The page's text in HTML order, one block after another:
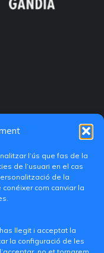
l’ús que fas de la
de l’usuari en el cas
de la
com canviar la
llegit i acceptat la
la configuració de les
de Gandia